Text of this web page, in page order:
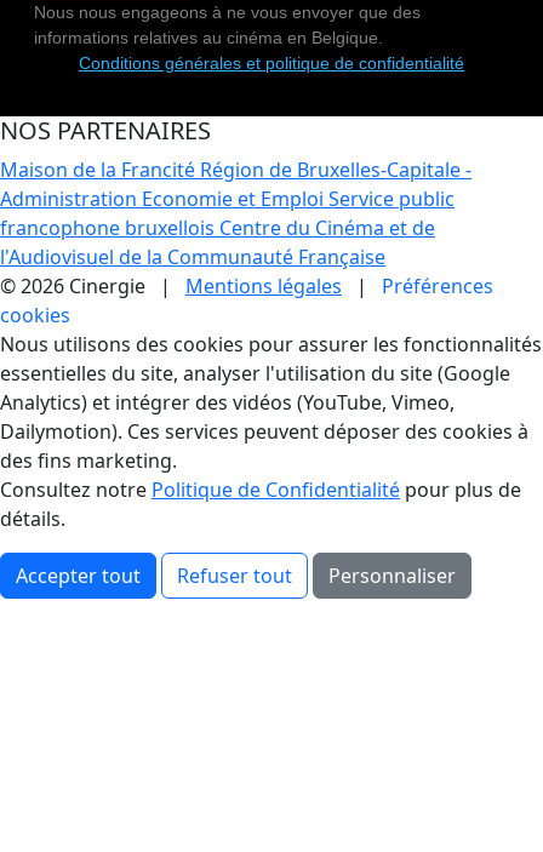
Nous nous engageons à ne vous envoyer que des
informations relatives au cinéma en Belgique.
Conditions générales et politique de confidentialité
NOS PARTENAIRES
Maison de la Francité Région de Bruxelles-Capitale -
Administration Economie et Emploi Service public
francophone bruxellois Centre du Cinéma et de
l'Audiovisuel de la Communauté Française
© 2026 Cinergie | Mentions légales | Préférences
cookies
Gestion des Cookies
Nous utilisons des cookies pour assurer les fonctionnalités
essentielles du site, analyser l'utilisation du site (Google
Analytics) et intégrer des vidéos (YouTube, Vimeo,
Dailymotion). Ces services peuvent déposer des cookies à
des fins marketing.
Consultez notre Politique de Confidentialité pour plus de
détails.
Accepter tout Refuser tout Personnaliser